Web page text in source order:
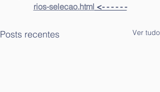
rios-selecao.html <- - - - - -
Posts recentes Ver tudo